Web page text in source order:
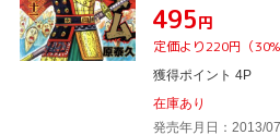
¥495円
定価より220円（
獲得ポイント 4P
在庫あり
発売年月日：2013/